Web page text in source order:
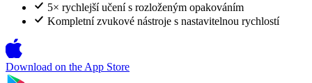
5× rychlejší učení s rozloženým opakováním
Kompletní zvukové nástroje s nastavitelnou rychlostí
Download on the App Store